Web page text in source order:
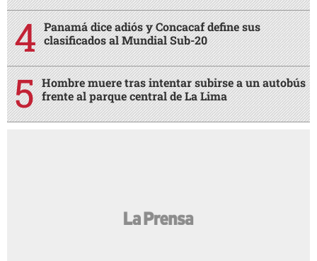
Panamá dice adiós y Concacaf define sus
clasificados al Mundial Sub-20
Hombre muere tras intentar subirse a un autobús
frente al parque central de La Lima